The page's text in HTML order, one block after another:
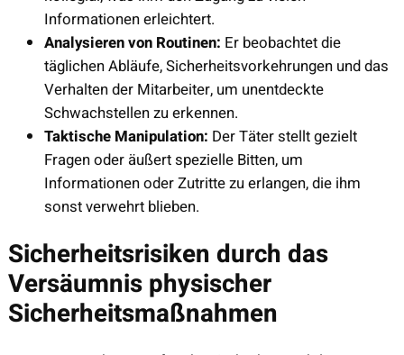
Informationen erleichtert.
Analysieren von Routinen: Er beobachtet die
täglichen Abläufe, Sicherheitsvorkehrungen und das
Verhalten der Mitarbeiter, um unentdeckte
Schwachstellen zu erkennen.
Taktische Manipulation: Der Täter stellt gezielt
Fragen oder äußert spezielle Bitten, um
Informationen oder Zutritte zu erlangen, die ihm
sonst verwehrt blieben.
Sicherheitsrisiken durch das
Versäumnis physischer
Sicherheitsmaßnahmen